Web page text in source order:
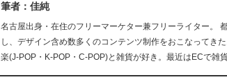
筆者：佳純
名古屋出身・在住のフリーマーケター兼フリーライター。
し、デザイン含め数多くのコンテンツ制作をおこなってき
楽(J-POP・K-POP・C-POP)と雑貨が好き。最近はECで雑